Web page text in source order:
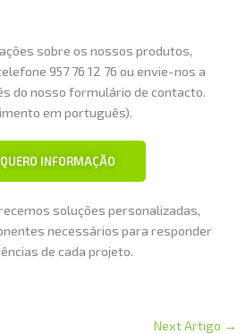
sobre os nossos produtos,
957 76 12 76 ou envie-nos a
do nosso formulário de contacto.
em português).
INFORMAÇÃO
soluções personalizadas,
necessários para responder
de cada projeto.
Next Artigo →